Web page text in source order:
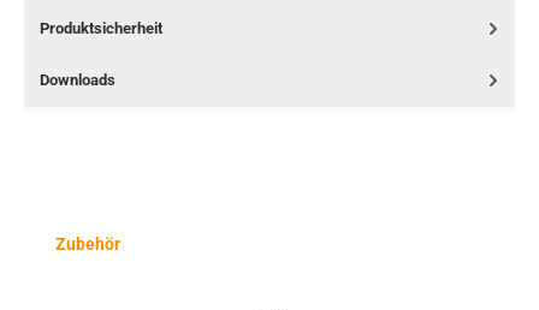
Produktsicherheit
Downloads
Produktgalerie überspringen
Zubehör